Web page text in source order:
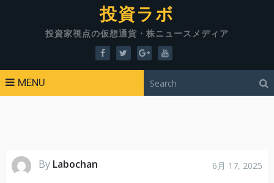
投資ラボ
投資家視点の仮想通貨・株ニュースメディア
MENU
By Labochan 6月 17, 2025